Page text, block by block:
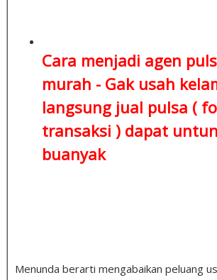
Cara menjadi agen
murah - Gak usah
langsung jual pulsa (
transaksi )dapat
buanyak
Menunda berarti mengabaikan peluang